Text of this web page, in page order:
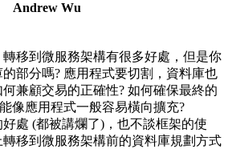
Andrew Wu
移到微服務架構有很多好處，但是你
部分嗎? 應用程式要切割，資料庫也
兼顧交易的正確性? 如何確保最終的
像應用程式一般容易橫向擴充?
處 (都被講爛了)，也不談框架的使
移到微服務架構前的資料庫規劃方式